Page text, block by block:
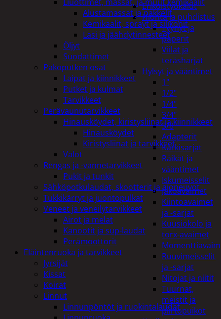
Erikoistyökalut
Hionta ja puhdistus
Tyynyt ja
paperit
Viilat ja
teräsharjat
Hylsyt ja vääntimet
1"
1/2"
1/4"
3/4"
3/8
Adapterit
Kärkisarjat
Räikät ja
vääntimet
Iskumeisselit
Jakoavaimet
Kiintoavaimet
ja -sarjat
Kuusiokolo ja
torx-avaimet
Ruuvimeisselit
ja -sarjat
Nitojat ja niitit
Tuurnat,
meistit ja
piirtopuikot
Alustamassat ja pakkelit
Kemikaalit, sprayt ja silikonit
Lasi ja jäähdytinnesteet
Öljyt
Suodattimet
Pakoputken osat
Laipat ja kiinnikkeet
Putket ja kulmat
Tarvikkeet
Perävaunutarvikkeet
Hinausköydet, kiristysliinat ja kiinnikkeet
Hinausköydet
Kiristysliinat ja tarvikkeet
Valot
Rengas ja -vannetarvikkeet
Pukit ja tunkit
Sähköpotkulaudat, skootterit ja ajoneuvot
Tukkikärryt ja juontopulkat
Veneet ja veneilytarvikkeet
Airot ja melat
Kanootit ja sup-laudat
Perämoottorit
Eläintenruoka ja tarvikkeet
Jyrsijät
Kissat
Koirat
Linnut
Linnunpöntöt ja ruokintalaudat